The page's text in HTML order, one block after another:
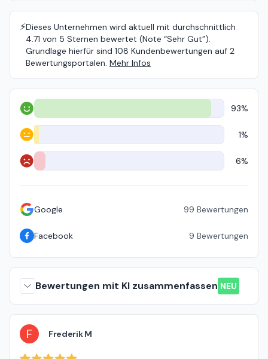
⚡️Dieses Unternehmen wird aktuell mit durchschnittlich
4.71 von 5 Sternen bewertet (Note “Sehr Gut”).
Grundlage hierfür sind 108 Kundenbewertungen auf 2
Bewertungsportalen. Mehr Infos
Positiv 93%
Neutral 1%
Negativ 6%
Google 99 Bewertungen
Facebook 9 Bewertungen
Bewertungen mit KI zusammenfassen NEU
F Frederik M